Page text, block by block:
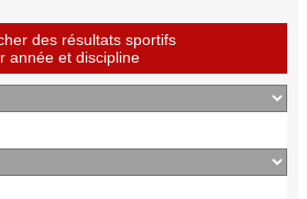
des résultats sportifs
année et discipline